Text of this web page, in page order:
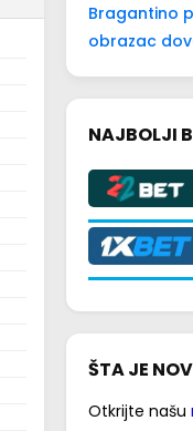
Bragantino
obrazac
NAJBOLJI
ŠTA JE
Otkrijte našu